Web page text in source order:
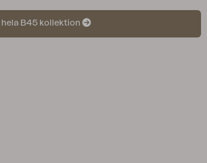
hela B45 kollektion